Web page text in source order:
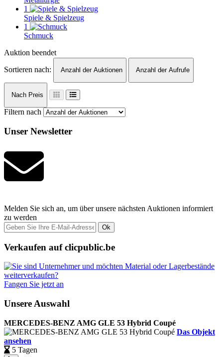
1
Spiele & Spielzeug
1
Schmuck
Auktion beendet
Sortieren nach:
Anzahl der Auktionen Anzahl der Aufrufe
Nach Preis
Filtern nach
Unser Newsletter
Melden Sie sich an, um über unsere nächsten Auktionen informiert
zu werden
Ok
Verkaufen auf clicpublic.be
Fangen Sie jetzt an
Unsere Auswahl
MERCEDES-BENZ AMG GLE 53 Hybrid Coupé
Das Objekt
ansehen
5 Tagen